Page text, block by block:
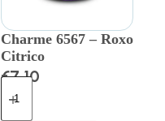
Charme 6567 – Roxo
Citrico
€7.10